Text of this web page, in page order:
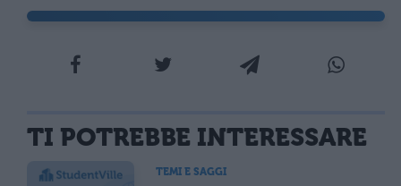
TI POTREBBE INTERESSARE
TEMI E SAGGI